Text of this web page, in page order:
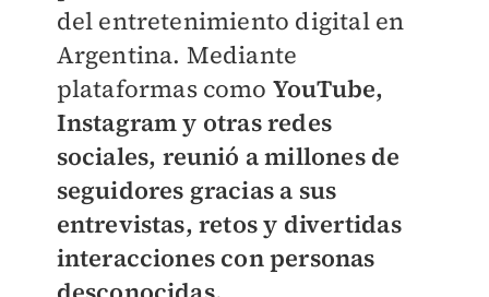
del entretenimiento digital en
Argentina. Mediante
plataformas como YouTube,
Instagram y otras redes
sociales, reunió a millones de
seguidores gracias a sus
entrevistas, retos y divertidas
interacciones con personas